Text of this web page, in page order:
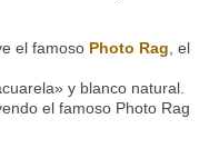
el famoso Photo Rag , el
y blanco natural.
el famoso Photo Rag